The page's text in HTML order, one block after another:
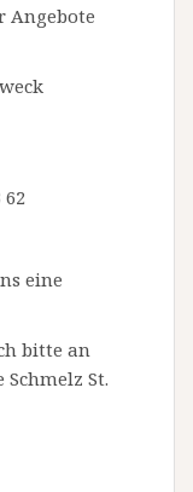
Angebote
62
eine
bitte an
St.